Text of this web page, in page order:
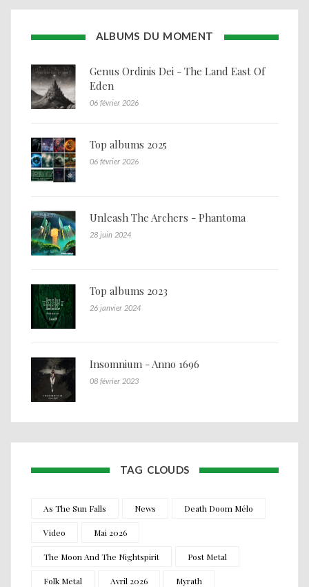
ALBUMS DU MOMENT
Genus Ordinis Dei - The Land East Of
Eden
06 février 2026
Top albums 2025
06 février 2026
Unleash The Archers - Phantoma
28 juin 2024
Top albums 2023
26 janvier 2024
Insomnium - Anno 1696
08 février 2023
TAG CLOUDS
As The Sun Falls News Death Doom Mélo
Video Mai 2026
The Moon And The Nightspirit Post Metal
Folk Metal Avril 2026 Myrath